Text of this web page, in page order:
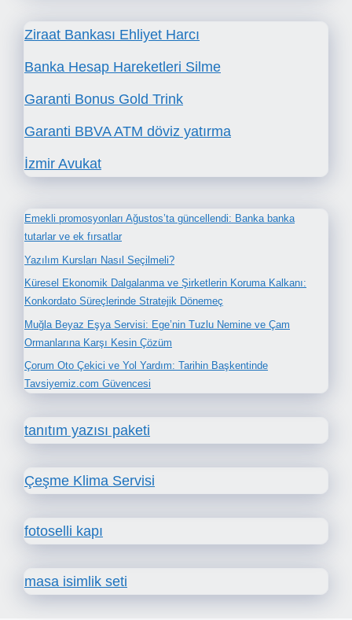
Ziraat Bankası Ehliyet Harcı
Banka Hesap Hareketleri Silme
Garanti Bonus Gold Trink
Garanti BBVA ATM döviz yatırma
İzmir Avukat
Emekli promosyonları Ağustos’ta güncellendi: Banka banka
tutarlar ve ek fırsatlar
Yazılım Kursları Nasıl Seçilmeli?
Küresel Ekonomik Dalgalanma ve Şirketlerin Koruma Kalkanı:
Konkordato Süreçlerinde Stratejik Dönemeç
Muğla Beyaz Eşya Servisi: Ege’nin Tuzlu Nemine ve Çam
Ormanlarına Karşı Kesin Çözüm
Çorum Oto Çekici ve Yol Yardım: Tarihin Başkentinde
Tavsiyemiz.com Güvencesi
tanıtım yazısı paketi
Çeşme Klima Servisi
fotoselli kapı
masa isimlik seti